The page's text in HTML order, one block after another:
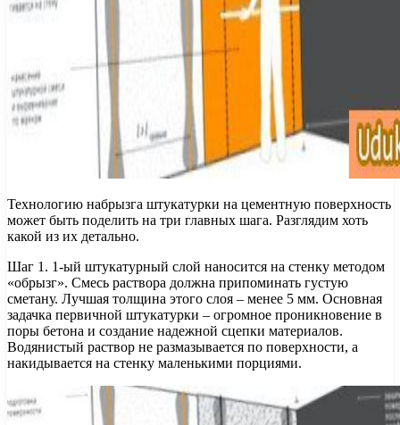
Технологию набрызга штукатурки на цементную поверхность
может быть поделить на три главных шага. Разглядим хоть
какой из их детально.
Шаг 1. 1-ый штукатурный слой наносится на стенку методом
«обрызг». Смесь раствора должна припоминать густую
сметану. Лучшая толщина этого слоя – менее 5 мм. Основная
задачка первичной штукатурки – огромное проникновение в
поры бетона и создание надежной сцепки материалов.
Водянистый раствор не размазывается по поверхности, а
накидывается на стенку маленькими порциями.